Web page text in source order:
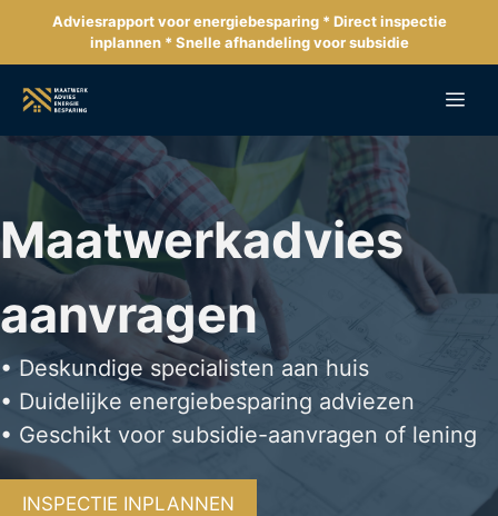
de
inhoud
Adviesrapport voor energiebesparing * Direct inspectie
inplannen * Snelle afhandeling voor subsidie
Maatwerkadvies
aanvragen
• Deskundige specialisten aan huis
• Duidelijke energiebesparing adviezen
• Geschikt voor subsidie-aanvragen of lening
INSPECTIE INPLANNEN